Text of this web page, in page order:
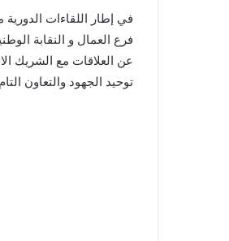
فرع العمال و النقابة
عن العلاقات مع الشريك
توحيد الجهود والتعاون